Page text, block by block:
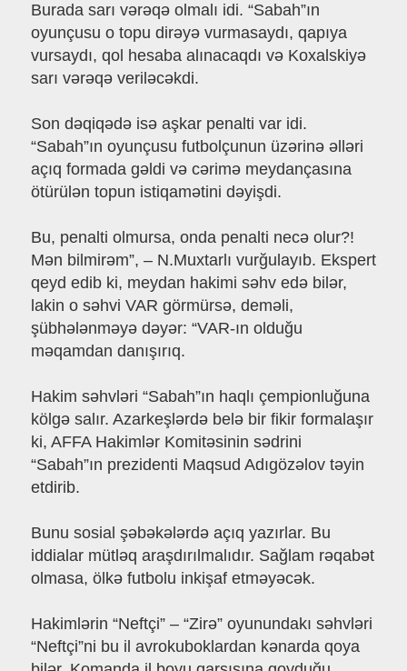
Burada sarı vərəqə olmalı idi. “Sabah”ın
oyunçusu o topu dirəyə vurmasaydı, qapıya
vursaydı, qol hesaba alınacaqdı və Koxalskiyə
sarı vərəqə veriləcəkdi.
Son dəqiqədə isə aşkar penalti var idi.
“Sabah”ın oyunçusu futbolçunun üzərinə əlləri
açıq formada gəldi və cərimə meydançasına
ötürülən topun istiqamətini dəyişdi.
Bu, penalti olmursa, onda penalti necə olur?!
Mən bilmirəm”, – N.Muxtarlı vurğulayıb. Ekspert
qeyd edib ki, meydan hakimi səhv edə bilər,
lakin o səhvi VAR görmürsə, deməli,
şübhələnməyə dəyər: “VAR-ın olduğu
məqamdan danışırıq.
Hakim səhvləri “Sabah”ın haqlı çempionluğuna
kölgə salır. Azarkeşlərdə belə bir fikir formalaşır
ki, AFFA Hakimlər Komitəsinin sədrini
“Sabah”ın prezidenti Maqsud Adıgözəlov təyin
etdirib.
Bunu sosial şəbəkələrdə açıq yazırlar. Bu
iddialar mütləq araşdırılmalıdır. Sağlam rəqabət
olmasa, ölkə futbolu inkişaf etməyəcək.
Hakimlərin “Neftçi” – “Zirə” oyunundakı səhvləri
“Neftçi”ni bu il avrokuboklardan kənarda qoya